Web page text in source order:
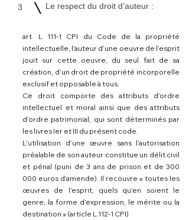
3 Le respect du droit d’auteur :
art. L 111-1 CPI du Code de la propriété
intellectuelle, l’auteur d’une oeuvre de l’esprit
jouit sur cette oeuvre, du seul fait de sa
création, d’un droit de propriété incorporelle
exclusif et opposable à tous.
Ce droit comporte des attributs d’ordre
intellectuel et moral ainsi que des attributs
d’ordre patrimonial, qui sont déterminés par
les livres Ier et III du présent code.
L’utilisation d’une œuvre sans l’autorisation
préalable de son auteur constitue un délit civil
et pénal (puni de 3 ans de prison et de 300
000 euros d’amende). Il recouvre « toutes les
œuvres de l’esprit, quels qu’en soient le
genre, la forme d’expression, le mérite ou la
destination » (article L.112-1 CPI)